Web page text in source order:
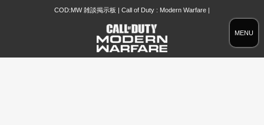
MENU
COD:MW 雑談掲示板 | Call of Duty : Modern Warfare |